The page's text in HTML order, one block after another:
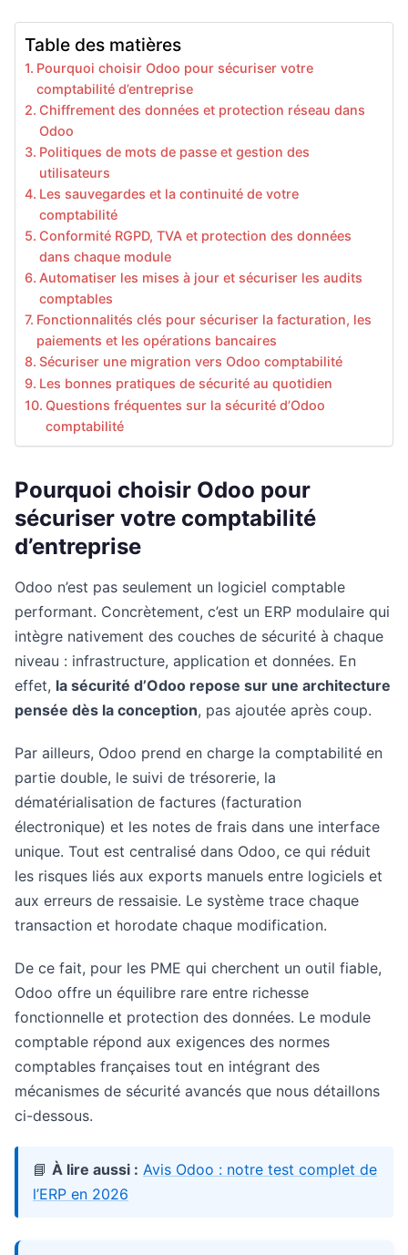
Table des matières
Pourquoi choisir Odoo pour sécuriser votre
comptabilité d’entreprise
Chiffrement des données et protection réseau dans
Odoo
Politiques de mots de passe et gestion des
utilisateurs
Les sauvegardes et la continuité de votre
comptabilité
Conformité RGPD, TVA et protection des données
dans chaque module
Automatiser les mises à jour et sécuriser les audits
comptables
Fonctionnalités clés pour sécuriser la facturation, les
paiements et les opérations bancaires
Sécuriser une migration vers Odoo comptabilité
Les bonnes pratiques de sécurité au quotidien
Questions fréquentes sur la sécurité d’Odoo
comptabilité
Pourquoi choisir Odoo pour
sécuriser votre comptabilité
d’entreprise
Odoo n’est pas seulement un logiciel comptable
performant. Concrètement, c’est un ERP modulaire qui
intègre nativement des couches de sécurité à chaque
niveau : infrastructure, application et données. En
effet, la sécurité d’Odoo repose sur une architecture
pensée dès la conception, pas ajoutée après coup.
Par ailleurs, Odoo prend en charge la comptabilité en
partie double, le suivi de trésorerie, la
dématérialisation de factures (facturation
électronique) et les notes de frais dans une interface
unique. Tout est centralisé dans Odoo, ce qui réduit
les risques liés aux exports manuels entre logiciels et
aux erreurs de ressaisie. Le système trace chaque
transaction et horodate chaque modification.
De ce fait, pour les PME qui cherchent un outil fiable,
Odoo offre un équilibre rare entre richesse
fonctionnelle et protection des données. Le module
comptable répond aux exigences des normes
comptables françaises tout en intégrant des
mécanismes de sécurité avancés que nous détaillons
ci-dessous.
📘 À lire aussi : Avis Odoo : notre test complet de
l’ERP en 2026